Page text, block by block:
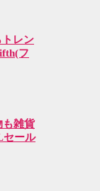
レン
フ
も雑貨
セール